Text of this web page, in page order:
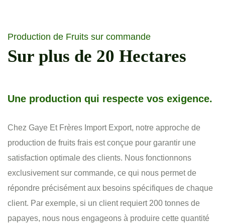
Production de Fruits sur commande
Sur plus de 20 Hectares
Une production qui respecte vos exigence.
Chez Gaye Et Frères Import Export, notre approche de
production de fruits frais est conçue pour garantir une
satisfaction optimale des clients. Nous fonctionnons
exclusivement sur commande, ce qui nous permet de
répondre précisément aux besoins spécifiques de chaque
client. Par exemple, si un client requiert 200 tonnes de
papayes, nous nous engageons à produire cette quantité